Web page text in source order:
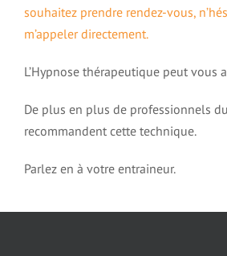
Phobie et Hypnose
Agoraphobie et Hypnose
Trouble de la sexualité et hypnose
Fausse couche, avortement et hypnose
souhaitez prendre rendez-vous,
m’appeler directement.
L’Hypnose thérapeutique peut vous
De plus en plus de professionnels
recommandent cette technique.
Parlez en à votre entraineur.